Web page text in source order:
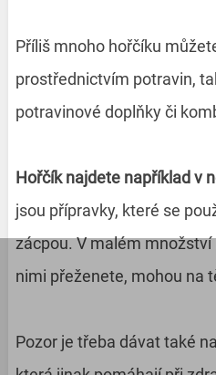
Příliš mnoho hořčíku
prostřednictvím potravin,
potravinové doplňky či
Hořčík najdete například v
jsou přípravky, které se
zácpou. V malém
nimi přeženete, mohou na
Pozor je třeba dávat také